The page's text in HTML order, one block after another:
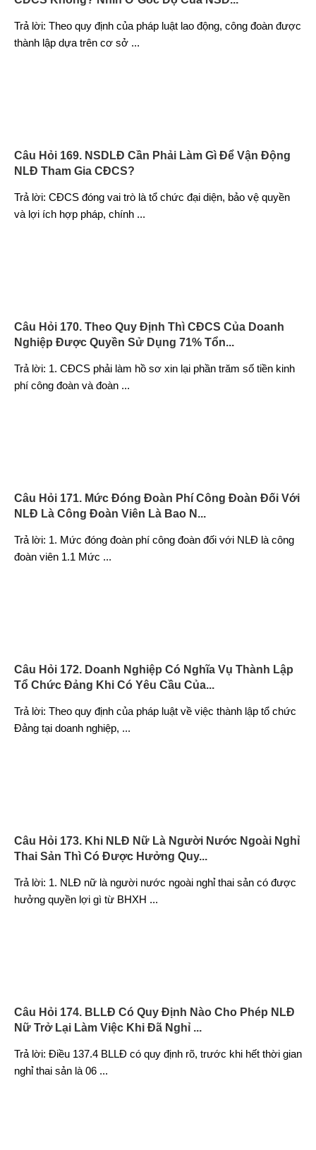
Trả lời: Theo quy định của pháp luật lao động, công đoàn được
thành lập dựa trên cơ sở ...
Câu Hỏi 169. NSDLĐ Cần Phải Làm Gì Để Vận Động
NLĐ Tham Gia CĐCS?
Trả lời: CĐCS đóng vai trò là tổ chức đại diện, bảo vệ quyền
và lợi ích hợp pháp, chính ...
Câu Hỏi 170. Theo Quy Định Thì CĐCS Của Doanh
Nghiệp Được Quyền Sử Dụng 71% Tổn...
Trả lời: 1. CĐCS phải làm hồ sơ xin lại phần trăm số tiền kinh
phí công đoàn và đoàn ...
Câu Hỏi 171. Mức Đóng Đoàn Phí Công Đoàn Đối Với
NLĐ Là Công Đoàn Viên Là Bao N...
Trả lời: 1. Mức đóng đoàn phí công đoàn đối với NLĐ là công
đoàn viên 1.1 Mức ...
Câu Hỏi 172. Doanh Nghiệp Có Nghĩa Vụ Thành Lập
Tổ Chức Đảng Khi Có Yêu Cầu Của...
Trả lời: Theo quy định của pháp luật về việc thành lập tổ chức
Đảng tại doanh nghiệp, ...
Câu Hỏi 173. Khi NLĐ Nữ Là Người Nước Ngoài Nghỉ
Thai Sản Thì Có Được Hưởng Quy...
Trả lời: 1. NLĐ nữ là người nước ngoài nghỉ thai sản có được
hưởng quyền lợi gì từ BHXH ...
Câu Hỏi 174. BLLĐ Có Quy Định Nào Cho Phép NLĐ
Nữ Trở Lại Làm Việc Khi Đã Nghỉ ...
Trả lời: Điều 137.4 BLLĐ có quy định rõ, trước khi hết thời gian
nghỉ thai sản là 06 ...